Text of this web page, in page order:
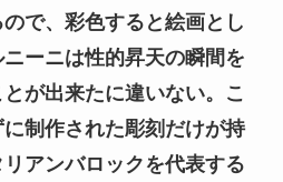
で、彩色すると絵画とし
ーニは性的昇天の瞬間を
が出来たに違いない。こ
制作された彫刻だけが持
アンバロックを代表する